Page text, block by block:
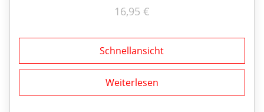
16,95 €
Schnellansicht
Weiterlesen